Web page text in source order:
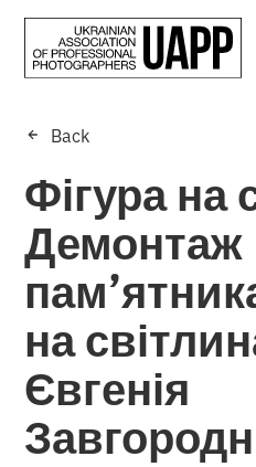
Back
Фігура на
Демонтаж
на
Євгенія